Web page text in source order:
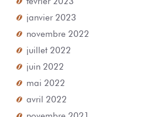
janvier 2023
novembre 2022
juillet 2022
juin 2022
mai 2022
avril 2022
novembre 2021